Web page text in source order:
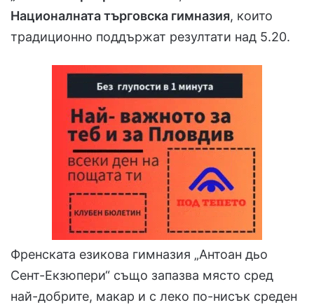
Националната търговска гимназия, които
традиционно поддържат резултати над 5.20.
Френската езикова гимназия „Антоан дьо
Сент-Екзюпери“ също запазва място сред
най-добрите, макар и с леко по-нисък среден